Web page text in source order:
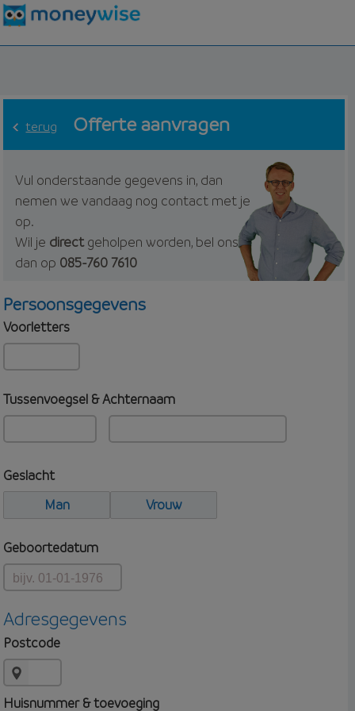
terug Offerte aanvragen
Vul onderstaande gegevens in, dan
nemen we vandaag nog contact met je
op.
Wil je directgeholpen worden, bel ons
dan op 085-760 7610
Persoonsgegevens
Voorletters
Tussenvoegsel & Achternaam
Geslacht
Man
Vrouw
Geboortedatum
Adresgegevens
Postcode
Huisnummer & toevoeging